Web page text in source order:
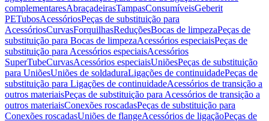
complementaresAbraçadeirasTampasConsumíveisGeberit
PETubosAcessóriosPeças de substituição para
AcessóriosCurvasForquilhasReduçõesBocas de limpezaPeças de
substituição para Bocas de limpezaAcessórios especiaisPeças de
substituição para Acessórios especiaisAcessórios
SuperTubeCurvasAcessórios especiaisUniõesPeças de substituição
para UniõesUniões de soldaduraLigações de continuidadePeças de
substituição para Ligações de continuidadeAcessórios de transição a
outros materiaisPeças de substituição para Acessórios de transição a
outros materiaisConexões roscadasPeças de substituição para
Conexões roscadasUniões de flangeAcessórios de ligaçãoPeças de